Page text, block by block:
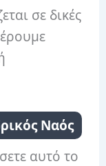
σε δικές
Ναός
αυτό το